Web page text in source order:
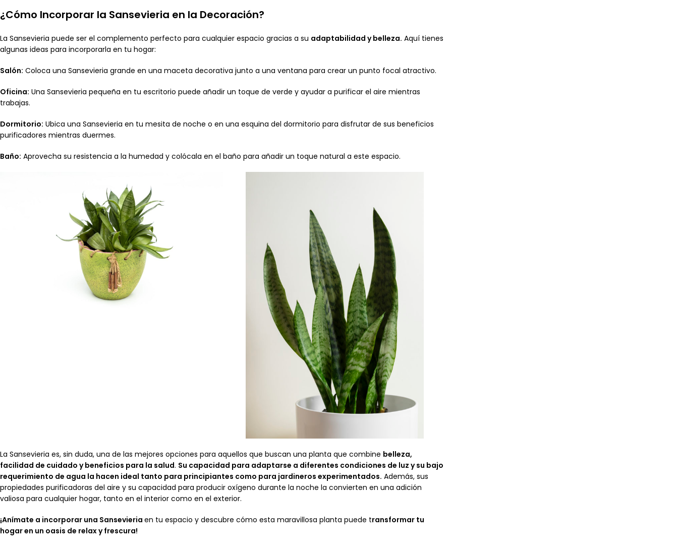
¿Cómo Incorporar la Sansevieria en la Decoración?
La Sansevieria puede ser el complemento perfecto para cualquier espacio gracias a su adaptabilidad y belleza. Aquí tienes
algunas ideas para incorporarla en tu hogar:
Salón: Coloca una Sansevieria grande en una maceta decorativa junto a una ventana para crear un punto focal atractivo.
Oficina: Una Sansevieria pequeña en tu escritorio puede añadir un toque de verde y ayudar a purificar el aire mientras
trabajas.
Dormitorio: Ubica una Sansevieria en tu mesita de noche o en una esquina del dormitorio para disfrutar de sus beneficios
purificadores mientras duermes.
Baño: Aprovecha su resistencia a la humedad y colócala en el baño para añadir un toque natural a este espacio.
La Sansevieria es, sin duda, una de las mejores opciones para aquellos que buscan una planta que combine belleza,
facilidad de cuidado y beneficios para la salud. Su capacidad para adaptarse a diferentes condiciones de luz y su bajo
requerimiento de agua la hacen ideal tanto para principiantes como para jardineros experimentados. Además, sus
propiedades purificadoras del aire y su capacidad para producir oxígeno durante la noche la convierten en una adición
valiosa para cualquier hogar, tanto en el interior como en el exterior.
¡Anímate a incorporar una Sansevieria en tu espacio y descubre cómo esta maravillosa planta puede transformar tu
hogar en un oasis de relax y frescura!